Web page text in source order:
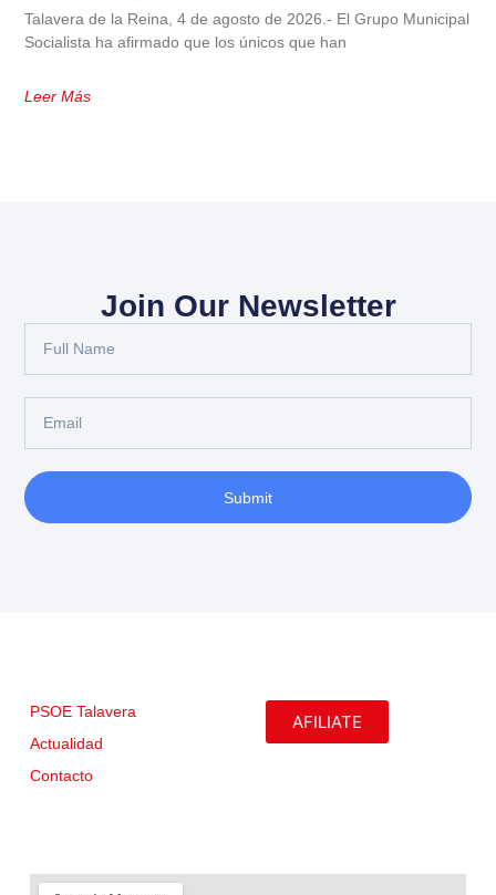
Talavera de la Reina, 4 de agosto de 2026.- El Grupo Municipal
Socialista ha afirmado que los únicos que han
Leer Más
Join Our Newsletter
Submit
PSOE Talavera
Actualidad
Contacto
AFILIATE